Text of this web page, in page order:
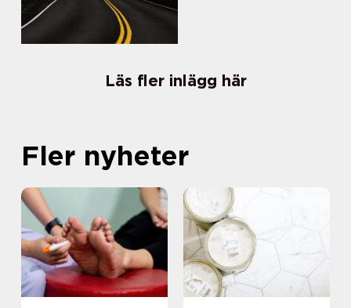
Läs fler inlägg här
Fler nyheter